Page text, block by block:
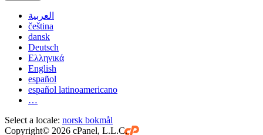
العربية
čeština
dansk
Deutsch
Ελληνικά
English
español
español latinoamericano
…
Select a locale: norsk bokmål
Copyright© 2026 cPanel, L.L.C.